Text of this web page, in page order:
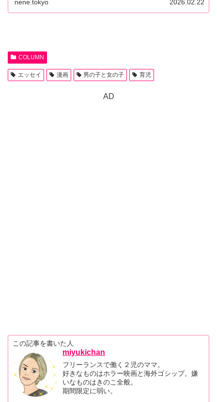
nene.tokyo 2026.02.22
COLUMN
エッセイ 漫画 男の子と女の子 育児
AD
この記事を書いた人
miyukichan
フリーランスで働く２児のママ。
好きなものはホラー映画と海外ゴシップ。嫌
いなものはきのこ全般。
期間限定に弱い。